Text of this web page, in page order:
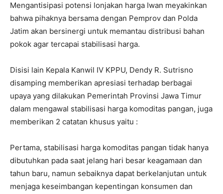
Mengantisipasi potensi lonjakan harga Iwan meyakinkan
bahwa pihaknya bersama dengan Pemprov dan Polda
Jatim akan bersinergi untuk memantau distribusi bahan
pokok agar tercapai stabilisasi harga.
Disisi lain Kepala Kanwil IV KPPU, Dendy R. Sutrisno
disamping memberikan apresiasi terhadap berbagai
upaya yang dilakukan Pemerintah Provinsi Jawa Timur
dalam mengawal stabilisasi harga komoditas pangan, juga
memberikan 2 catatan khusus yaitu :
Pertama, stabilisasi harga komoditas pangan tidak hanya
dibutuhkan pada saat jelang hari besar keagamaan dan
tahun baru, namun sebaiknya dapat berkelanjutan untuk
menjaga keseimbangan kepentingan konsumen dan